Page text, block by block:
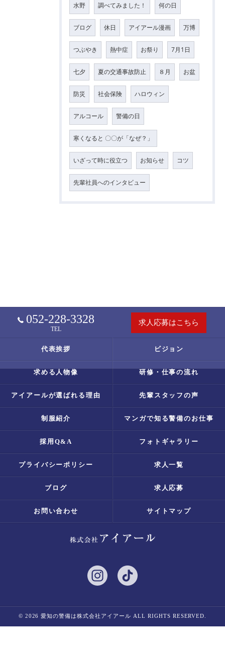
水野 調べてみました！ 何の日
ブログ 休日 アイアール漫画 万博
つぶやき 熱中症 お祭り 7月1日
七夕 夏の交通事故防止 ８月 お盆
防災 社会保険 ハロウィン
アルコール 警備の日
寒くなると 〇〇が「なぜ？」
いざって時に役立つ お知らせ コツ
先輩社員へのインタビュー
052-228-3328
TEL
求人応募はこちら
代表挨拶 ビジョン
求める人物像 研修・仕事の流れ
アイアールが選ばれる理由 先輩スタッフの声
制服紹介 マンガで知る警備のお仕事
採用Q&A フォトギャラリー
プライバシーポリシー 求人一覧
ブログ 求人応募
お問い合わせ サイトマップ
© 2026 愛知の警備は株式会社アイアール ALL RIGHTS RESERVED.